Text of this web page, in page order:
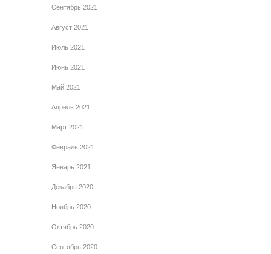
Сентябрь 2021
Август 2021
Июль 2021
Июнь 2021
Май 2021
Апрель 2021
Март 2021
Февраль 2021
Январь 2021
Декабрь 2020
Ноябрь 2020
Октябрь 2020
Сентябрь 2020